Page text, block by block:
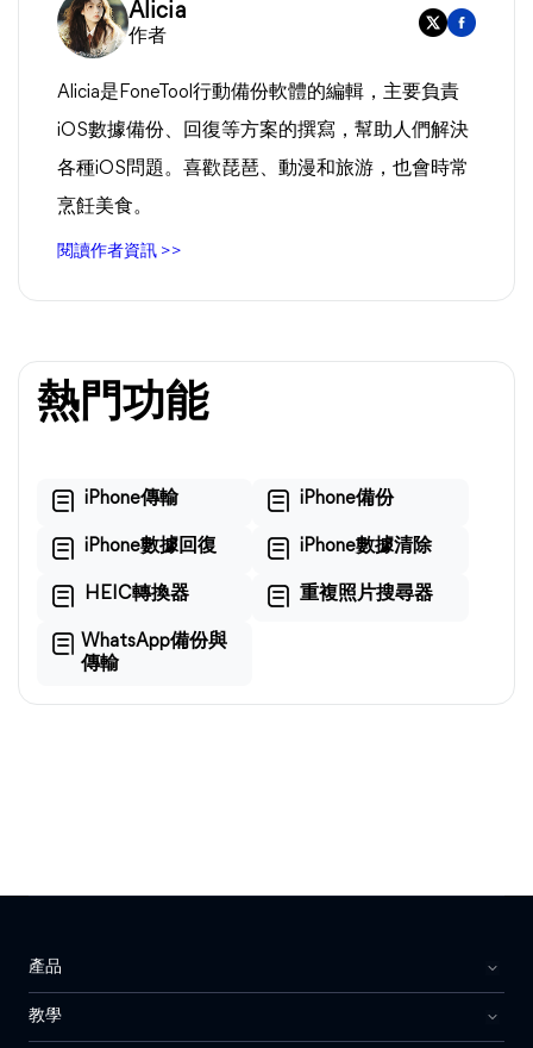
Alicia
作者
Alicia是FoneTool行動備份軟體的編輯，主要負責
iOS數據備份、回復等方案的撰寫，幫助人們解決
各種iOS問題。喜歡琵琶、動漫和旅游，也會時常
烹飪美食。
閱讀作者資訊 >>
熱門功能
iPhone傳輸 iPhone備份
iPhone數據回復 iPhone數據清除
HEIC轉換器 重複照片搜尋器
WhatsApp備份與
傳輸
產品
教學